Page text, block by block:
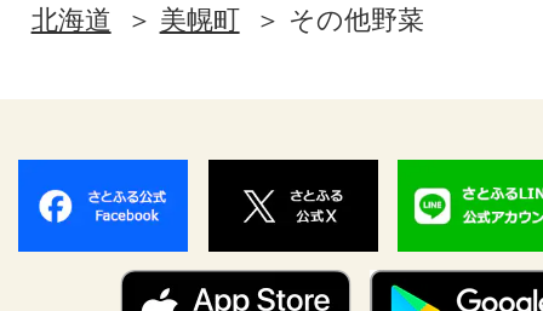
北海道
美幌町 その他野菜